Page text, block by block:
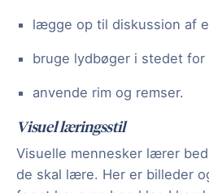
lægge op til diskussion af
bruge lydbøger i stedet
anvende rim og remser.
Visuel læringsstil
Visuelle mennesker lærer
de skal lære. Her er billeder